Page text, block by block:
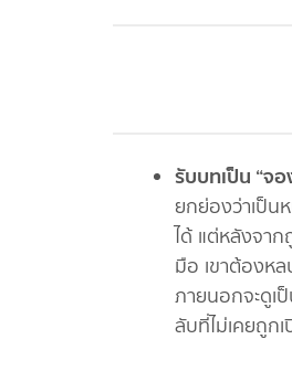
รับบทเป็น “จ
ยกย่องว่าเป็น
ได้ แต่หลังจา
มือ เขาต้องหล
ภายนอกจะดูเ
ลับที่ไม่เคยถูก